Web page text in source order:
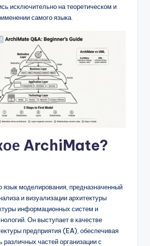
исключительно на теоретическом и
самого языка.
ArchiMate?
моделирования, предназначенный
и визуализации архитектуры
информационных систем и
Он выступает в качестве
предприятия (EA), обеспечивая
различных частей организации с